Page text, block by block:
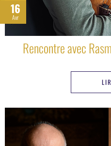
16
Avr
Rencontre avec